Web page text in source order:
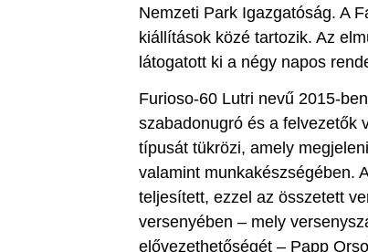
Nemzeti Park Igazgatóság. A
kiállítások közé tartozik. Az
látogatott ki a négy napos
Furioso-60 Lutri nevű 2015-
szabadonugró és a felvezetők
típusát tükrözi, amely
valamint munkakészségében.
teljesített, ezzel az összetett
versenyében – mely
elővezethetőségét – Papp